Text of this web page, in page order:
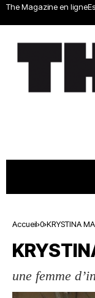
The Magazine en ligne
Accueil 0
une femme